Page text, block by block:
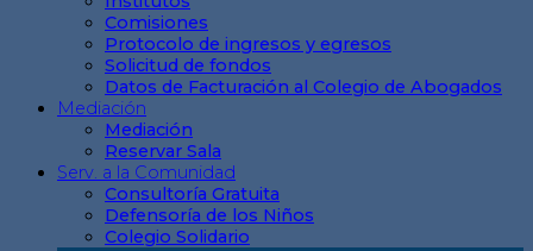
Comisiones
Protocolo de ingresos y egresos
Solicitud de fondos
Datos de Facturación al Colegio de Abogados
Mediación
Mediación
Reservar Sala
Serv. a la Comunidad
Consultoría Gratuita
Defensoría de los Niños
Colegio Solidario